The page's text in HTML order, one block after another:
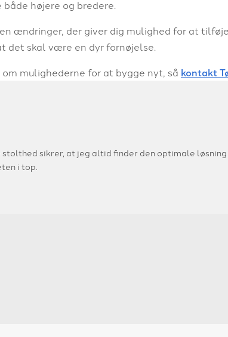
højere og bredere.
ændringer, der giver dig mulighed for at
det skal være en dyr fornøjelse.
mulighederne for at bygge nyt, så kontakt
stolthed sikrer, at jeg altid finder den optimale
i top.